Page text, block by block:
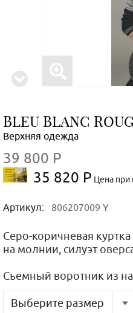
BLEU BLANC
Верхняя одежда
39 800 Р
35 820 Р Цена при
Артикул: 806207009 Y
Серо-коричневая
на молнии, силуэт
Съемный воротник из
Выберите размер